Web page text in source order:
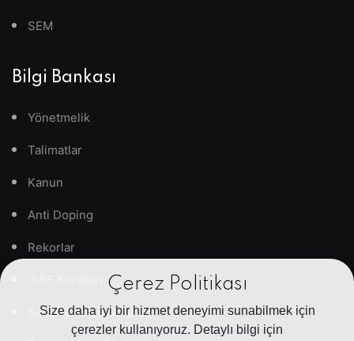
Çerez Politikası
Size daha iyi bir hizmet deneyimi sunabilmek için
çerezler kullanıyoruz. Detaylı bilgi için
SEM
Bilgi Bankası
Yönetmelik
Talimatlar
Kanun
Anti Doping
Rekorlar
Sıkça Sorulan Sorular